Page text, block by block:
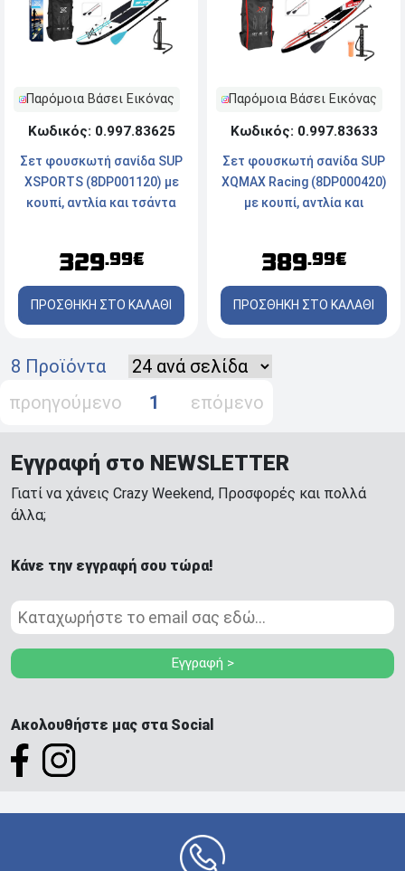
Παρόμοια Βάσει Εικόνας
Κωδικός: 0.997.83625
Σετ φουσκωτή σανίδα SUP
XSPORTS (8DP001120) με
κουπί, αντλία και τσάντα
329.99€
ΠΡΟΣΘΗΚΗ ΣΤΟ ΚΑΛΑΘΙ
Παρόμοια Βάσει Εικόνας
Κωδικός: 0.997.83633
Σετ φουσκωτή σανίδα SUP
XQMAX Racing (8DP000420)
με κουπί, αντλία και
389.99€
ΠΡΟΣΘΗΚΗ ΣΤΟ ΚΑΛΑΘΙ
8 Προϊόντα
προηγούμενο
1 επόμενο
Εγγραφή στο NEWSLETTER
Γιατί να χάνεις Crazy Weekend, Προσφορές και πολλά
άλλα;
Κάνε την εγγραφή σου τώρα!
Εγγραφή >
Ακολουθήστε μας στα Social